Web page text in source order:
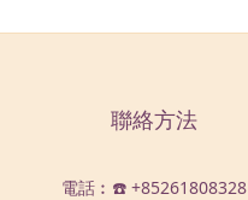
聯絡方法
電話︰☎️ +85261808328